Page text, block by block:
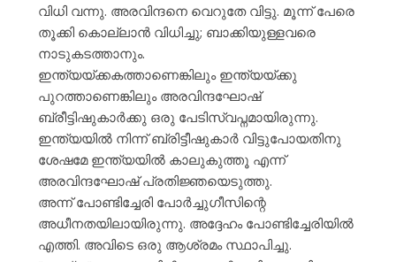
വിധി വന്നു. അരവിന്ദനെ വെറുതേ വിട്ടു. മൂന്ന് പേരെ
തൂക്കി കൊല്ലാൻ വിധിച്ചു; ബാക്കിയുള്ളവരെ
നാടുകടത്താനും.
ഇന്ത്യയ്ക്കകത്താണെങ്കിലും ഇന്ത്യയ്ക്കു
പുറത്താണെങ്കിലും അരവിന്ദഘോഷ്
ബ്രീട്ടിഷുകാർക്കു ഒരു പേടിസ്വപ്നമായിരുന്നു.
ഇന്ത്യയിൽ നിന്ന് ബ്രിട്ടീഷുകാർ വിട്ടുപോയതിനു
ശേഷമേ ഇന്ത്യയിൽ കാലുകുത്തൂ എന്ന്
അരവിന്ദഘോഷ് പ്രതിജ്ഞയെടുത്തു.
അന്ന് പോണ്ടിച്ചേരി പോർച്ചുഗീസിന്റെ
അധീനതയിലായിരുന്നു. അദ്ദേഹം പോണ്ടിച്ചേരിയിൽ
എത്തി. അവിടെ ഒരു ആശ്രമം സ്ഥാപിച്ചു.